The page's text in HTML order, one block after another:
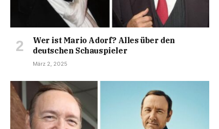
Wer ist Mario Adorf? Alles über den
deutschen Schauspieler
März 2, 2025